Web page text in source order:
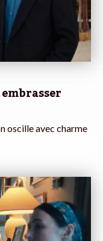
oscille avec charme